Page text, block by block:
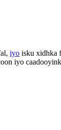
iyo isku xidhka
iyo